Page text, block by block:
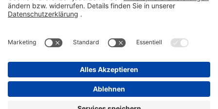
Compliance Reporting Portal ⧉
FOLGEN SIE UNS